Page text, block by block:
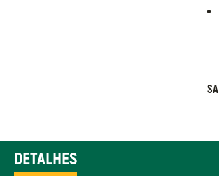
DETALHES